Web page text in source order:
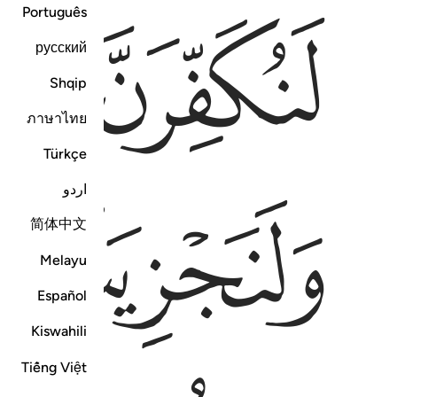
Português
русский
Shqip
ภาษาไทย
Türkçe
اردو
简体中文
Melayu
Español
Kiswahili
Tiếng Việt
ﱅﱆ
ﱈ